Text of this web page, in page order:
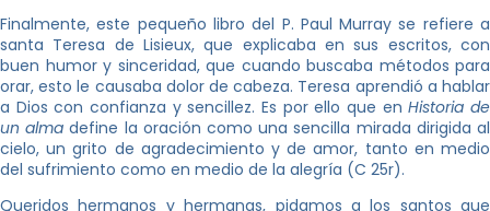
Finalmente, este pequeño libro del P. Paul Murray se refiere a
santa Teresa de Lisieux, que explicaba en sus escritos, con
buen humor y sinceridad, que cuando buscaba métodos para
orar, esto le causaba dolor de cabeza. Teresa aprendió a hablar
a Dios con confianza y sencillez. Es por ello que enHistoria de
un alma define la oración como una sencilla mirada dirigida al
cielo, un grito de agradecimiento y de amor, tanto en medio
del sufrimiento como en medio de la alegría (C 25r).
Queridos hermanos y hermanas, pidamos a los santos que